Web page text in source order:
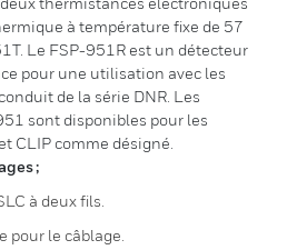
à température fixe de 57
Le FSP-951R est un détecteur
pour une utilisation avec les
de la série DNR. Les
sont disponibles pour les
CLIP comme désigné.
;
à deux fils.
pour le câblage.